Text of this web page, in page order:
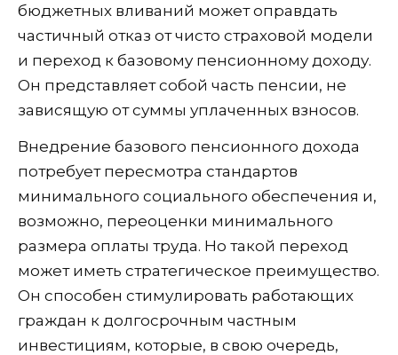
бюджетных вливаний может оправдать
частичный отказ от чисто страховой модели
и переход к базовому пенсионному доходу.
Он представляет собой часть пенсии, не
зависящую от суммы уплаченных взносов.
Внедрение базового пенсионного дохода
потребует пересмотра стандартов
минимального социального обеспечения и,
возможно, переоценки минимального
размера оплаты труда. Но такой переход
может иметь стратегическое преимущество.
Он способен стимулировать работающих
граждан к долгосрочным частным
инвестициям, которые, в свою очередь,